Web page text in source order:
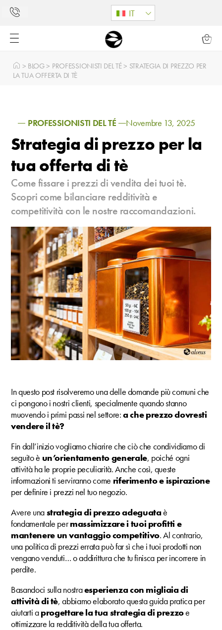
IT
> BLOG> PROFESSIONISTI DEL TÉ> STRATEGIA DI PREZZO PER
LA TUA OFFERTA DI TÈ
PROFESSIONISTI DEL TÉ Novembre 13, 2025
Strategia di prezzo per la
tua offerta di tè
Come fissare i prezzi di vendita dei tuoi tè.
Scopri come bilanciare redditività e
competitività con le nostre raccomandazioni.
In questo post risolveremo una delle domande più comuni che
ci pongono i nostri clienti, specialmente quando stanno
muovendo i primi passi nel settore:a che prezzo dovresti
vendere il tè?
Fin dall’inizio vogliamo chiarire che ciò che condividiamo di
seguito è un’orientamento generale, poiché ogni
attività ha le proprie peculiarità. Anche così, queste
informazioni ti serviranno come riferimento e ispirazione
per definire i prezzi nel tuo negozio.
Avere unastrategia di prezzo adeguataè
fondamentale permassimizzare i tuoi profitti e
mantenere un vantaggio competitivo. Al contrario,
una politica di prezzi errata può far sì che i tuoi prodotti non
vengano venduti… o addirittura che tu finisca per incorrere in
perdite.
Basandoci sulla nostraesperienza con migliaia di
attività di tè, abbiamo elaborato questa guida pratica per
aiutarti aprogettare la tua strategia di prezzoe
ottimizzare la redditività della tua offerta.